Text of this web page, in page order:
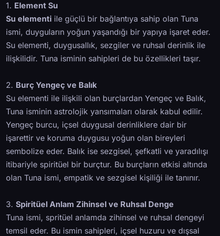
1. Element Su
Su elementi ile güçlü bir bağlantıya sahip olan Tuna
ismi, duyguların yoğun yaşandığı bir yapıya işaret eder.
Su elementi, duygusallık, sezgiler ve ruhsal derinlik ile
ilişkilidir. Tuna isminin sahipleri de bu özellikleri taşır.
2. Burç Yengeç ve Balık
Su elementi ile ilişkili olan burçlardan Yengeç ve Balık,
Tuna isminin astrolojik yansımaları olarak kabul edilir.
Yengeç burcu, içsel duygusal derinliklere dair bir
işarettir ve koruma duygusu yoğun olan bireyleri
sembolize eder. Balık ise sezgisel, şefkatli ve yaradılışı
itibariyle spiritüel bir burçtur. Bu burçların etkisi altında
olan Tuna ismi, empatik ve sezgisel kişiliği ile tanınır.
3. Spiritüel Anlam Zihinsel ve Ruhsal Denge
Tuna ismi, spritüel anlamda zihinsel ve ruhsal dengeyi
temsil eder. Bu ismin sahipleri, içsel huzuru ve dışsal